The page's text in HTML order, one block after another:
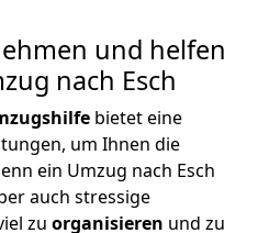
und helfen
nach Esch
bietet eine
um Ihnen die
ein Umzug nach Esch
auch stressige
zu organisieren und zu